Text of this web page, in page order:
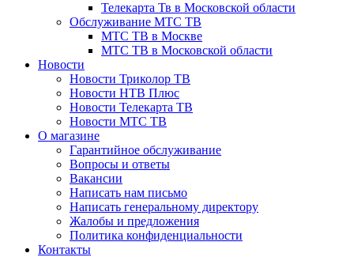
Телекарта Тв в Московской области
Обслуживание МТС ТВ
МТС ТВ в Москве
МТС ТВ в Московской области
Новости
Новости Триколор ТВ
Новости НТВ Плюс
Новости Телекарта ТВ
Новости МТС ТВ
О магазине
Гарантийное обслуживание
Вопросы и ответы
Вакансии
Написать нам письмо
Написать генеральному директору
Жалобы и предложения
Политика конфиденциальности
Контакты